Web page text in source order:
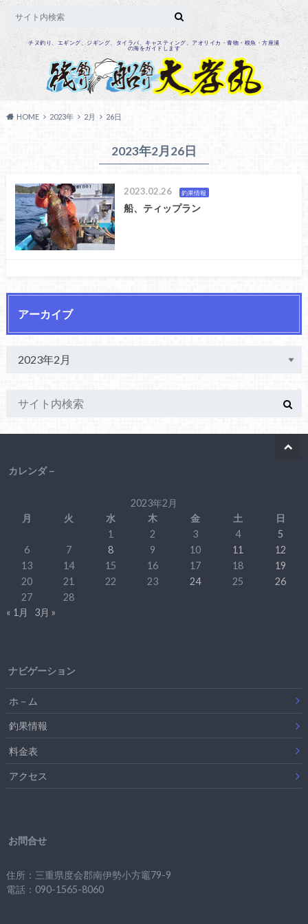
チヌ釣り、エギング、ジギング、タイラバ、キャスティング、アオリイカ・青物・根魚・方座浦
の海をガイドします
HOME 2023年 2月 26日
2023年2月26日
2023.02.26 釣果情報
船、ティップラン
アーカイブ
カレンダ－
2023年2月
月
火 水 木 金 土
日
1
2 3 4
5
6
7 8 9 10 11
12
13
14 15 16 17 18
19
20
21 22 23 24 25
26
27
28
« 1月
3月 »
ナビゲーション
ホ－ム
釣果情報
料金表
アクセス
お問合せ
住所：三重県度会郡南伊勢小方竈79-9
電話：090-1565-8060